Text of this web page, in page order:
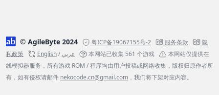
© AgileByte 2024 粤ICP备19067155号-2 服务条款
隐
私政策
English/عربي 本网站已收集 561 个游戏
本网站仅提供在
线模拟器服务，所有游戏 ROM / 程序均由用户投稿或网络收集，版权归原作者所
有，如有侵权请邮件 nekocode.cn@gmail.com ，我们将下架对应内容。